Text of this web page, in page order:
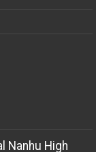
Nanhu High